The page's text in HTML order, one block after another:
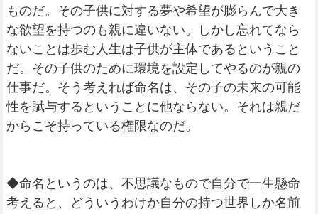
ものだ。その子供に対する夢や希望が膨らんで大き
な欲望を持つのも親に違いない。しかし忘れてなら
ないことは歩む人生は子供が主体であるということ
だ。その子供のために環境を設定してやるのが親の
仕事だ。そう考えれば命名は、その子の未来の可能
性を賦与するということに他ならない。それは親だ
からこそ持っている権限なのだ。
◆命名というのは、不思議なもので自分で一生懸命
考えると、どういうわけか自分の持つ世界しか名前